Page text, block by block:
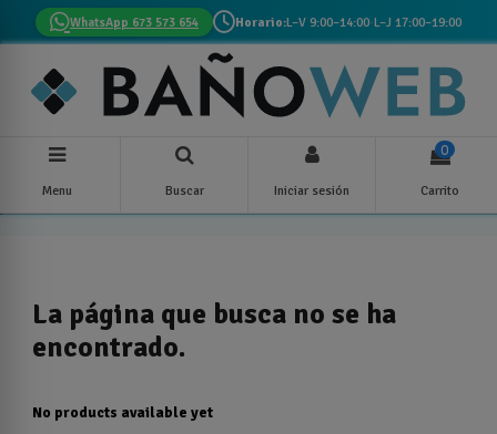
WhatsApp 673 573 654 Horario:L–V 9:00–14:00·L–J 17:00–19:00
Menu Buscar Iniciar sesión
0
Carrito
La página que busca no se ha
encontrado.
No products available yet